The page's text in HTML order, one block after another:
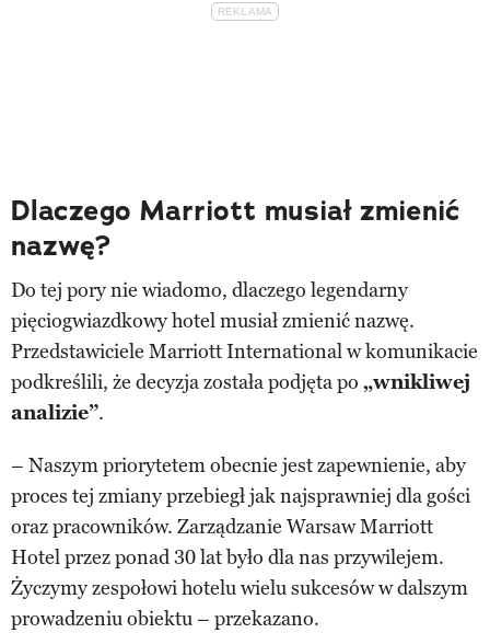
Dlaczego Marriott musiał zmienić
nazwę?
Do tej pory nie wiadomo, dlaczego legendarny
pięciogwiazdkowy hotel musiał zmienić nazwę.
Przedstawiciele Marriott International w komunikacie
podkreślili, że decyzja została podjęta po „wnikliwej
analizie”.
– Naszym priorytetem obecnie jest zapewnienie, aby
proces tej zmiany przebiegł jak najsprawniej dla gości
oraz pracowników. Zarządzanie Warsaw Marriott
Hotel przez ponad 30 lat było dla nas przywilejem.
Życzymy zespołowi hotelu wielu sukcesów w dalszym
prowadzeniu obiektu – przekazano.